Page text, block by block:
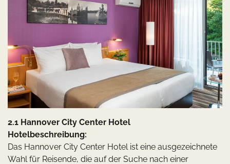
2.1 Hannover City Center Hotel
Hotelbeschreibung:
Das Hannover City Center Hotel ist eine ausgezeichnete
Wahl für Reisende, die auf der Suche nach einer